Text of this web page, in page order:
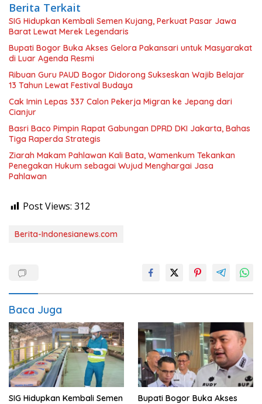
Berita Terkait
SIG Hidupkan Kembali Semen Kujang, Perkuat Pasar Jawa
Barat Lewat Merek Legendaris
Bupati Bogor Buka Akses Gelora Pakansari untuk Masyarakat
di Luar Agenda Resmi
Ribuan Guru PAUD Bogor Didorong Sukseskan Wajib Belajar
13 Tahun Lewat Festival Budaya
Cak Imin Lepas 337 Calon Pekerja Migran ke Jepang dari
Cianjur
Basri Baco Pimpin Rapat Gabungan DPRD DKI Jakarta, Bahas
Tiga Raperda Strategis
Ziarah Makam Pahlawan Kali Bata, Wamenkum Tekankan
Penegakan Hukum sebagai Wujud Menghargai Jasa
Pahlawan
Post Views: 312
Berita-Indonesianews.com
Baca Juga
SIG Hidupkan Kembali Semen
Bupati Bogor Buka Akses